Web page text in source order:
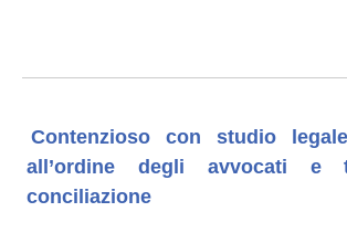
Contenzioso con studio
all’ordine degli avvocati e
conciliazione